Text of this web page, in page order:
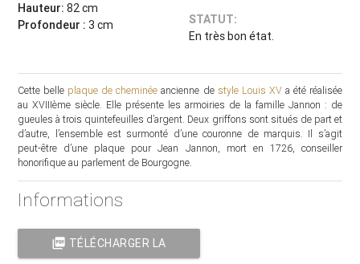
Hauteur: 82 cm
Profondeur : 3 cm
STATUT:
En très bon état.
Cette belle plaque de cheminée ancienne de style Louis XVa été réalisée
au XVIIIème siècle. Elle présente les armoiries de la famille Jannon : de
gueules à trois quintefeuilles d’argent. Deux griffons sont situés de part et
d’autre, l’ensemble est surmonté d’une couronne de marquis. Il s’agit
peut-être d’une plaque pour Jean Jannon, mort en 1726, conseiller
honorifique au parlement de Bourgogne.
Informations
picture_as_pdf TÉLÉCHARGER LA